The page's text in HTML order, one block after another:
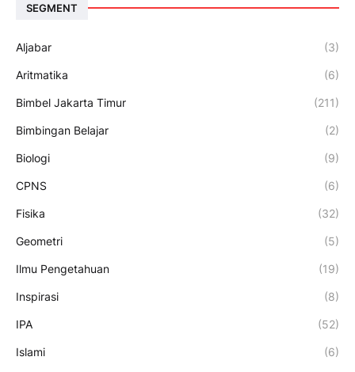
SEGMENT
Aljabar (3)
Aritmatika (6)
Bimbel Jakarta Timur (211)
Bimbingan Belajar (2)
Biologi (9)
CPNS (6)
Fisika (32)
Geometri (5)
Ilmu Pengetahuan (19)
Inspirasi (8)
IPA (52)
Islami (6)